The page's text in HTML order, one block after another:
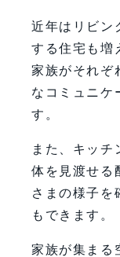
近年はリビン
する住宅も増
家族がそれぞ
なコミュニケ
す。
また、キッチ
体を見渡せる
さまの様子を
もできます。
家族が集まる